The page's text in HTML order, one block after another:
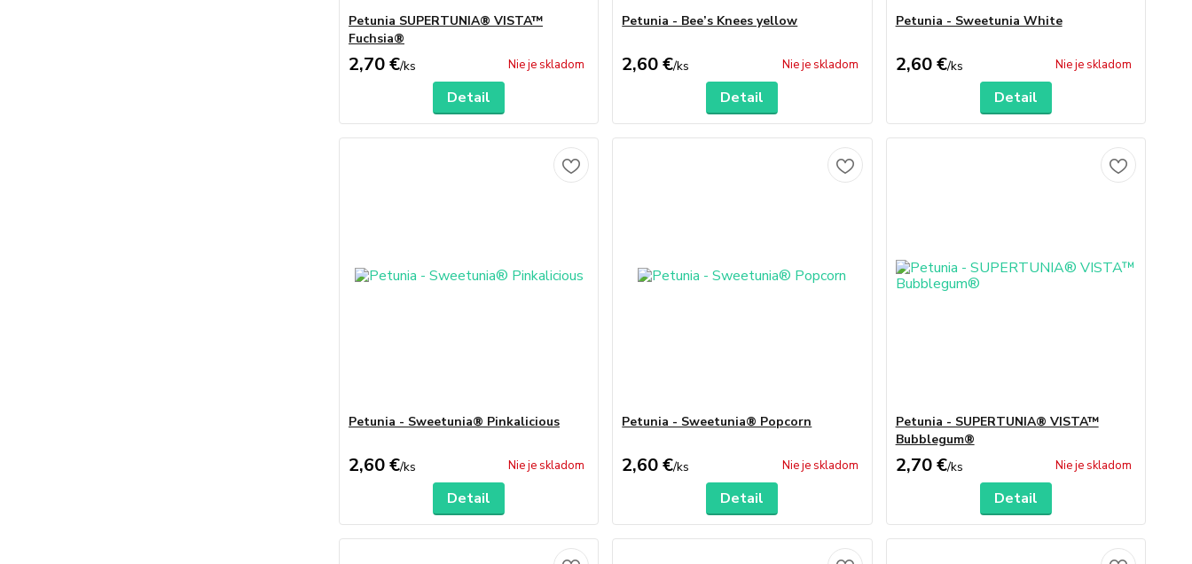
Petunia SUPERTUNIA® VISTA™
Fuchsia®
2,70 €/ks Nie je skladom
Detail
Petunia - Bee’s Knees yellow
2,60 €/ks Nie je skladom
Detail
Petunia - Sweetunia White
2,60 €/ks Nie je skladom
Detail
Petunia - Sweetunia® Pinkalicious
2,60 €/ks Nie je skladom
Detail
Petunia - Sweetunia® Popcorn
2,60 €/ks Nie je skladom
Detail
Petunia - SUPERTUNIA® VISTA™
Bubblegum®
2,70 €/ks Nie je skladom
Detail